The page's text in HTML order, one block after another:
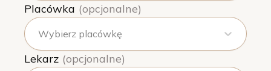
Placówka (opcjonalne)
Wybierz placówkę
Lekarz (opcjonalne)